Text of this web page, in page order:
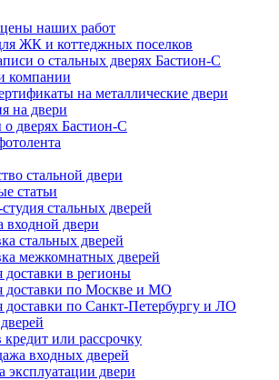
наших работ
ЖК и коттеджных поселков
о стальных дверях Бастион-С
компании
на металлические двери
на двери
дверях Бастион-С
стальной двери
статьи
стальных дверей
входной двери
стальных дверей
межкомнатных дверей
доставки в регионы
доставки по Москве и МО
доставки по Санкт-Петербургу и ЛО
кредит или рассрочку
входных дверей
эксплуатации двери